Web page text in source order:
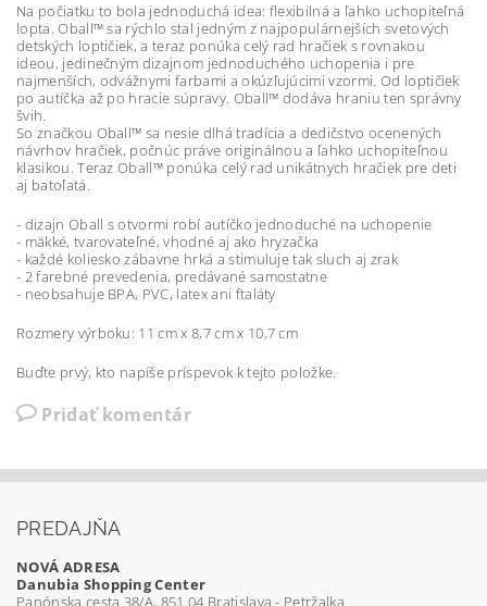
Na počiatku to bola jednoduchá idea: flexibilná a ľahko uchopiteľná
lopta. Oball™ sa rýchlo stal jedným z najpopulárnejších svetových
detských loptičiek, a teraz ponúka celý rad hračiek s rovnakou
ideou, jedinečným dizajnom jednoduchého uchopenia i pre
najmenších, odvážnymi farbami a okúzľujúcimi vzormi. Od loptičiek
po autíčka až po hracie súpravy. Oball™ dodáva hraniu ten správny
švih.
So značkou Oball™ sa nesie dlhá tradícia a dedičstvo ocenených
návrhov hračiek, počnúc práve originálnou a ľahko uchopiteľnou
klasikou. Teraz Oball™ ponúka celý rad unikátnych hračiek pre deti
aj batoľatá.
- dizajn Oball s otvormi robí autíčko jednoduché na uchopenie
- mäkké, tvarovateľné, vhodné aj ako hryzačka
- každé koliesko zábavne hrká a stimuluje tak sluch aj zrak
- 2 farebné prevedenia, predávané samostatne
- neobsahuje BPA, PVC, latex ani ftaláty
Rozmery výrboku: 11 cm x 8,7 cm x 10,7 cm
Buďte prvý, kto napíše príspevok k tejto položke.
Pridať komentár
PREDAJŇA
NOVÁ ADRESA
Danubia Shopping Center
Panónska cesta 38/A, 851 04 Bratislava - Petržalka